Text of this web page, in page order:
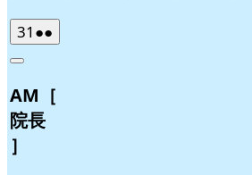
31 2026
年
月
31
日
●●
件
イ
Close
AM［
院長
］